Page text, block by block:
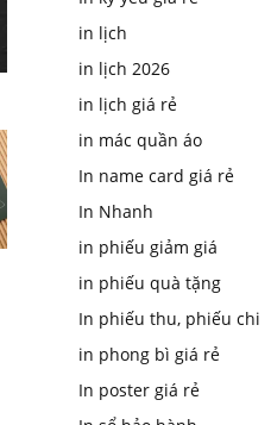
in lịch
in lịch 2026
in lịch giá rẻ
in mác quần áo
In name card giá rẻ
In Nhanh
in phiếu giảm giá
in phiếu quà tặng
In phiếu thu, phiếu chi
in phong bì giá rẻ
In poster giá rẻ